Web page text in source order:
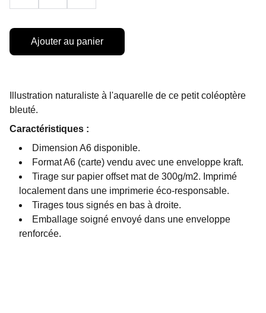
Ajouter au panier
Illustration naturaliste à l'aquarelle de ce petit coléoptère
bleuté.
Caractéristiques :
Dimension A6 disponible.
Format A6 (carte) vendu avec une enveloppe kraft.
Tirage sur papier offset mat de 300g/m2. Imprimé
localement dans une imprimerie éco-responsable.
Tirages tous signés en bas à droite.
Emballage soigné envoyé dans une enveloppe
renforcée.